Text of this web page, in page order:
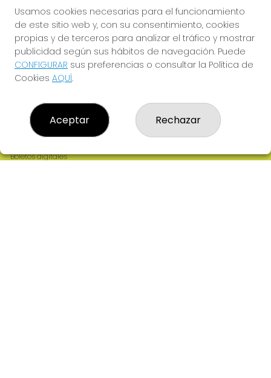
Imagen anterior
LOTERÍA MARTÍN MESA
Resultados
Contacto
Empresas
Boletos digitales
Usamos cookies necesarias para el funcionamiento
de este sitio web y, con su consentimiento, cookies
propias y de terceros para analizar el tráfico y mostrar
publicidad según sus hábitos de navegación. Puede
CONFIGURAR sus preferencias o consultar la Política de
Cookies AQUÍ.
Aceptar Rechazar